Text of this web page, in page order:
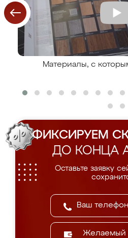
Материалы, с
ФИКСИРУЕМ
ДО КОНЦА
Оставьте заявку
Желаемый